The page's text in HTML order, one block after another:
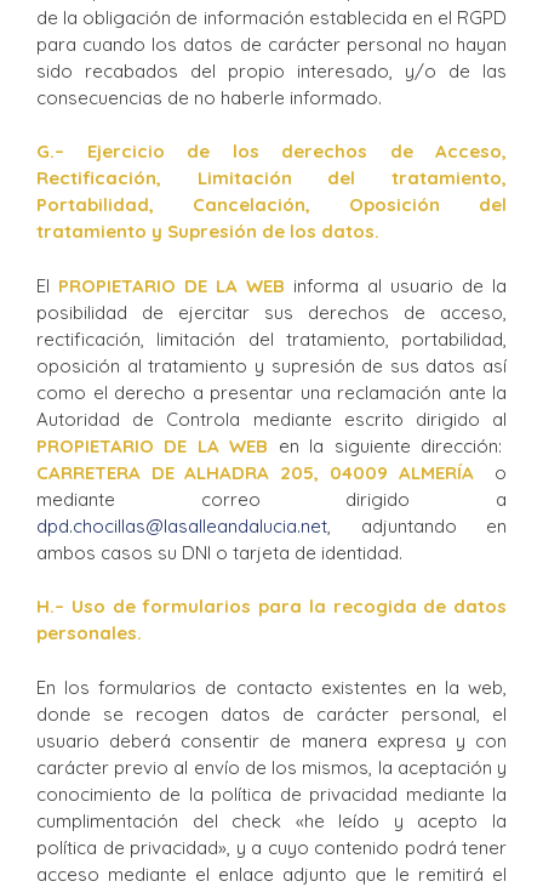
de la obligación de información establecida en el RGPD
para cuando los datos de carácter personal no hayan
sido recabados del propio interesado, y/o de las
consecuencias de no haberle informado.
G.– Ejercicio de los derechos de Acceso,
Rectificación, Limitación del tratamiento,
Portabilidad, Cancelación, Oposición del
tratamiento y Supresión de los datos.
El PROPIETARIO DE LA WEB informa al usuario de la
posibilidad de ejercitar sus derechos de acceso,
rectificación, limitación del tratamiento, portabilidad,
oposición al tratamiento y supresión de sus datos así
como el derecho a presentar una reclamación ante la
Autoridad de Controla mediante escrito dirigido al
PROPIETARIO DE LA WEB en la siguiente dirección:
CARRETERA DE ALHADRA 205, 04009 ALMERÍA o
mediante correo dirigido a
dpd.chocillas@lasalleandalucia.net , adjuntando en
ambos casos su DNI o tarjeta de identidad.
H.– Uso de formularios para la recogida de datos
personales.
En los formularios de contacto existentes en la web,
donde se recogen datos de carácter personal, el
usuario deberá consentir de manera expresa y con
carácter previo al envío de los mismos, la aceptación y
conocimiento de la política de privacidad mediante la
cumplimentación del check «he leído y acepto la
política de privacidad», y a cuyo contenido podrá tener
acceso mediante el enlace adjunto que le remitirá el